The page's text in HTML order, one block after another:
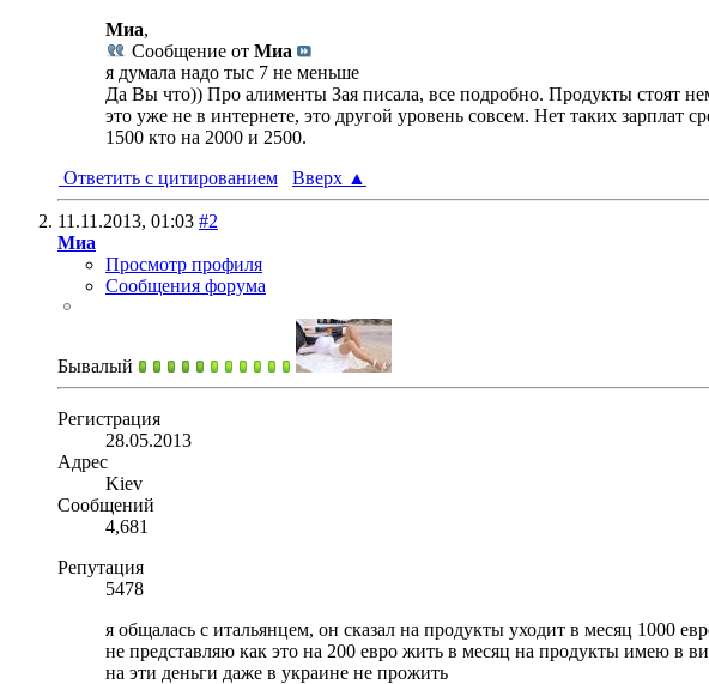
Миа,
Сообщение от Миа
я думала надо тыс 7 не меньше
Да Вы что)) Про алименты Зая писала, все подробно. Продукты стоят
это уже не в интернете, это другой уровень совсем. Нет таких
1500 кто на 2000 и 2500.
Ответить с цитированием
Вверх ▲
11.11.2013, 01:03 #2
Миа
Просмотр профиля
Сообщения форума
Бывалый
Регистрация
28.05.2013
Адрес
Kiev
Сообщений
4,681
Репутация
5478
я общалась с итальянцем, он сказал на продукты уходит в месяц 1000
не представляю как это на 200 евро жить в месяц на продукты имею в
на эти деньги даже в украине не прожить